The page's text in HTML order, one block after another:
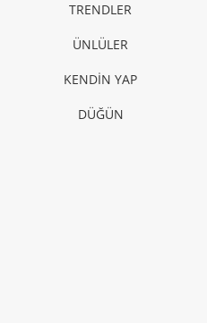
TRENDLER
ÜNLÜLER
KENDİN YAP
DÜĞÜN